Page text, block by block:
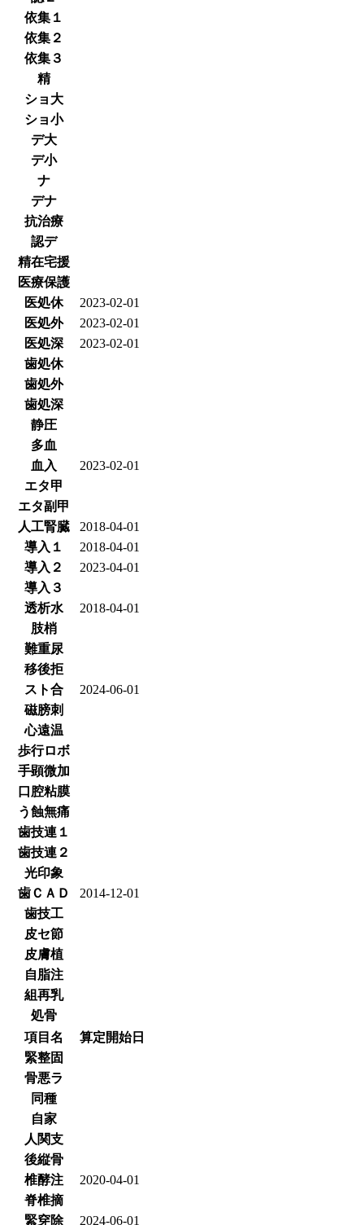
依集１
依集２
依集３
精
ショ大
ショ小
デ大
デ小
ナ
デナ
抗治療
認デ
精在宅援
医療保護
医処休
2023-02-01
医処外
2023-02-01
医処深
2023-02-01
歯処休
歯処外
歯処深
静圧
多血
血入
2023-02-01
エタ甲
エタ副甲
人工腎臓
2018-04-01
導入１
2018-04-01
導入２
2023-04-01
導入３
透析水
2018-04-01
肢梢
難重尿
移後拒
スト合
2024-06-01
磁膀刺
心遠温
歩行ロボ
手顕微加
口腔粘膜
う蝕無痛
歯技連１
歯技連２
光印象
歯ＣＡＤ
2014-12-01
歯技工
皮セ節
皮膚植
自脂注
組再乳
処骨
項目名
算定開始日
緊整固
骨悪ラ
同種
自家
人関支
後縦骨
椎酵注
2020-04-01
脊椎摘
緊穿除
2024-06-01